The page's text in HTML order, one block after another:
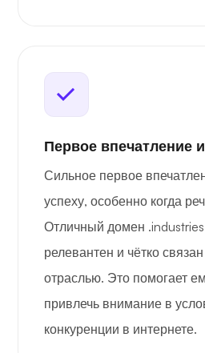
Первое впечатление
Сильное первое
успеху, особенно когда
Отличный домен
релевантен и чётко
отраслью. Это помогает
привлечь внимание в
конкуренции в интернете.